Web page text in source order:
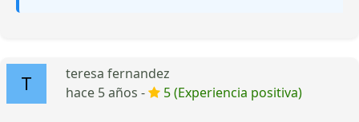
teresa fernandez
hace 5 años -
5 (Experiencia positiva)